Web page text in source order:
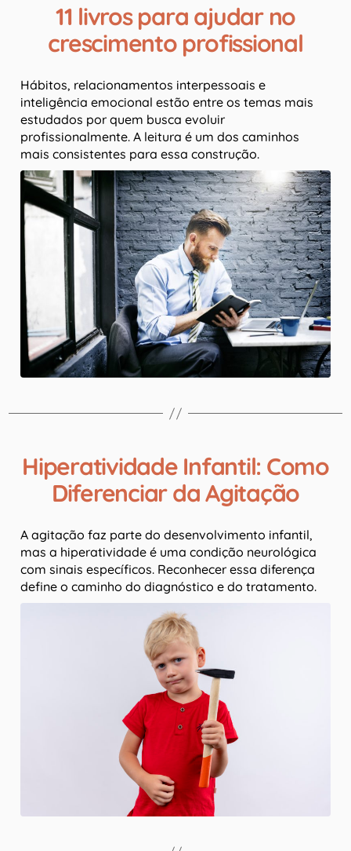
11 livros para ajudar no
crescimento profissional
Hábitos, relacionamentos interpessoais e
inteligência emocional estão entre os temas mais
estudados por quem busca evoluir
profissionalmente. A leitura é um dos caminhos
mais consistentes para essa construção.
Hiperatividade Infantil: Como
Diferenciar da Agitação
A agitação faz parte do desenvolvimento infantil,
mas a hiperatividade é uma condição neurológica
com sinais específicos. Reconhecer essa diferença
define o caminho do diagnóstico e do tratamento.